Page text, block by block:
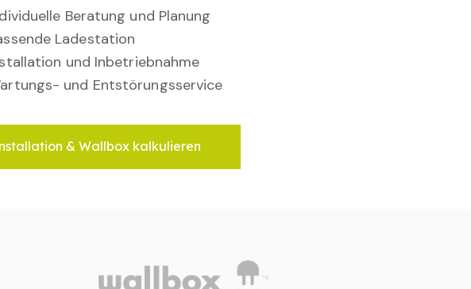
Beratung und Planung
Ladestation
und Inbetriebnahme
und Entstörungsservice
& Wallbox kalkulieren